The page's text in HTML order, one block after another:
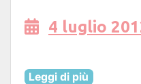
4 luglio
Leggi di più